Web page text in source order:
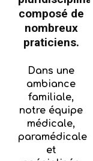
composé de
nombreux
praticiens.
Dans une
ambiance
familiale,
notre équipe
médicale,
paramédicale
et